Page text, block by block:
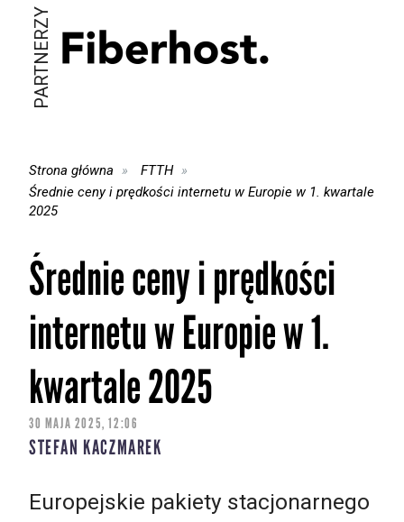
PARTNERZY
Strona główna
FTTH
Średnie ceny i prędkości internetu w Europie w 1. kwartale
2025
Średnie ceny i prędkości
internetu w Europie w 1.
kwartale 2025
30 MAJA 2025, 12:06
STEFAN KACZMAREK
Europejskie pakiety stacjonarnego